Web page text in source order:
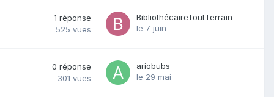
1 réponse
525 vues
BibliothécaireToutTerrain
le 7 juin
0 réponse
301 vues
ariobubs
le 29 mai